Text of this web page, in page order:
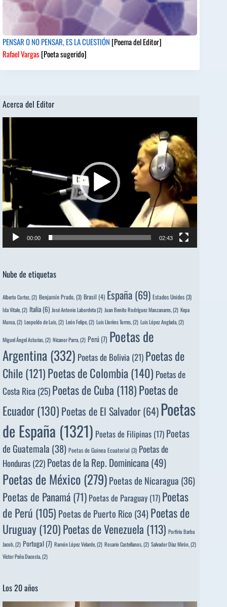
PENSAR O NO PENSAR, ES LA CUESTIÓN [Poema del Editor]
Rafael Vargas[Poeta sugerido]
Acerca del Editor
de
00:00 02:43
Nube de etiquetas
Alberto Cortez,(2) Benjamín Prado,(3) Brasil (4) España (69) Estados Unidos(3)
Ida Vitale,(2) Italia (6) José Antonio Labordeta(2) Juan Benito Rodríguez Manzanares,(2) Kepa
Murua,(2) Leopoldo de Luis,(2) León Felipe,(2) Luis Llorèns Torres,(2) Luis López Anglada,(2)
Miguel Ángel Asturias,(2) Nicanor Parra,(2) Perú (7) Poetas de
Argentina (332) Poetas de Bolivia (21) Poetas de
Chile(121)Poetas de Colombia(140) Poetas de
Costa Rica(25)Poetas de Cuba (118)Poetas de
Ecuador(130) Poetas de El Salvador(64)Poetas
de España (1321) Poetas de Filipinas (17) Poetas
de Guatemala (38) Poetas de Guinea Ecuatorial (3) Poetas de
Honduras (22) Poetas de la Rep. Dominicana (49)
Poetas de México(279)Poetas de Nicaragua (36)
Poetas de Panamá (71) Poetas de Paraguay (17) Poetas
de Perú (105) Poetas de Puerto Rico (34) Poetas de
Uruguay(120)Poetas de Venezuela (113) Porfirio Barba
Jacob,(2) Portugal (7) Ramón López Velarde,(2) Rosario Castellanos,(2) Salvador Díaz Mirón,(2)
Víctor Peña Dacosta,(2)
Los 20 años